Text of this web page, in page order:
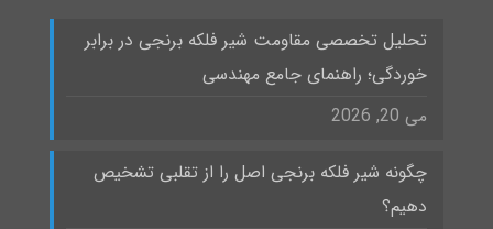
تحلیل تخصصی مقاومت شیر فلکه برنجی در برابر
خوردگی؛ راهنمای جامع مهندسی
می 20, 2026
چگونه شیر فلکه برنجی اصل را از تقلبی تشخیص
دهیم؟